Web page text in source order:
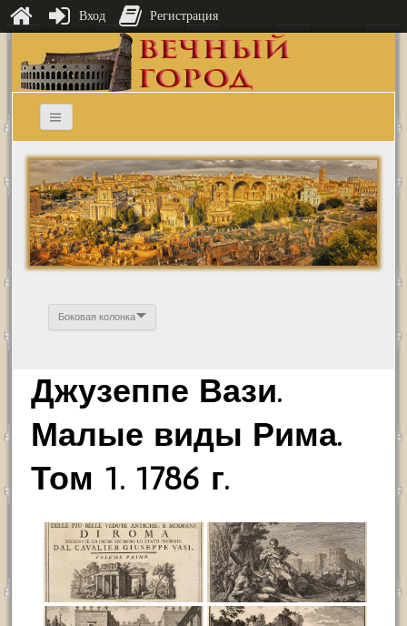
Боковая колонка
Джузеппе Вази.
Малые виды Рима.
Том 1. 1786 г.
Вход Регистрация